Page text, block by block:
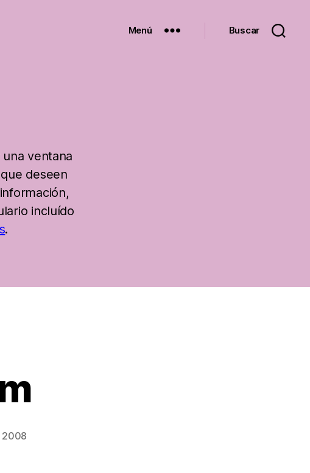
Menú Buscar
ventana
deseen
incluído
.
2008